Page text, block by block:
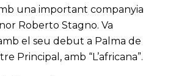
una important companyia
Roberto Stagno. Va
el seu debut a Palma de
Principal, amb “L’africana”.